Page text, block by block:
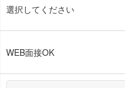
選択してください
WEB面接OK